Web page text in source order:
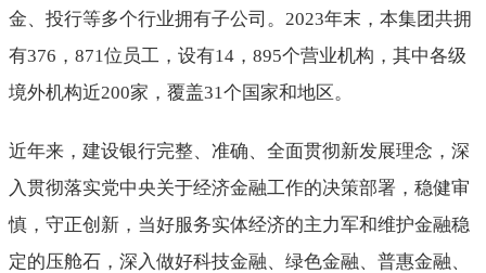
金、投行等多个行业拥有子公司。2023年末，本集团共拥
有376 ， 871位员工，设有14 ， 895个营业机构，其中各级
境外机构近200家，覆盖31个国家和地区。
近年来，建设银行完整、准确、全面贯彻新发展理念，深
入贯彻落实党中央关于经济金融工作的决策部署，稳健审
慎，守正创新，当好服务实体经济的主力军和维护金融稳
定的压舱石，深入做好科技金融、绿色金融、普惠金融、